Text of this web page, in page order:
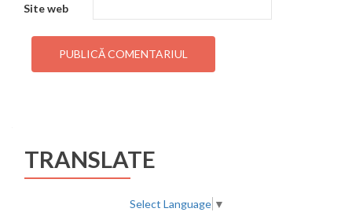
Site web
TRANSLATE
Select Language ▼